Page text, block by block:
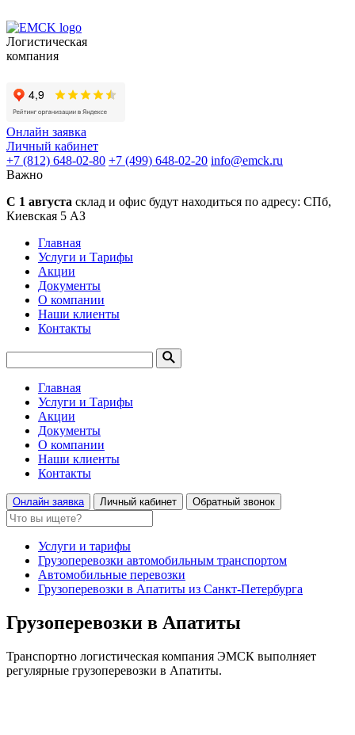
Логистическая
компания
Онлайн заявка
Личный кабинет
+7 (812) 648-02-80 +7 (499) 648-02-20 info@emck.ru
Важно
С 1 августа склад и офис будут находиться по адресу: СПб,
Киевская 5 АЗ
Главная
Услуги и Тарифы
Акции
Документы
О компании
Наши клиенты
Контакты
Главная
Услуги и Тарифы
Акции
Документы
О компании
Наши клиенты
Контакты
Онлайн заявка Личный кабинет Обратный звонок
Услуги и тарифы
Грузоперевозки автомобильным транспортом
Автомобильные перевозки
Грузоперевозки в Апатиты из Санкт-Петербурга
Грузоперевозки в Апатиты
Транспортно логистическая компания ЭМСК выполняет
регулярные грузоперевозки в Апатиты.